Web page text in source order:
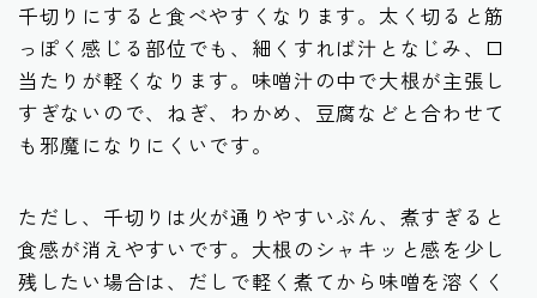
千切りにすると食べやすくなります。太く切ると筋
っぽく感じる部位でも、細くすれば汁となじみ、口
当たりが軽くなります。味噌汁の中で大根が主張し
すぎないので、ねぎ、わかめ、豆腐などと合わせて
も邪魔になりにくいです。
ただし、千切りは火が通りやすいぶん、煮すぎると
食感が消えやすいです。大根のシャキッと感を少し
残したい場合は、だしで軽く煮てから味噌を溶くく